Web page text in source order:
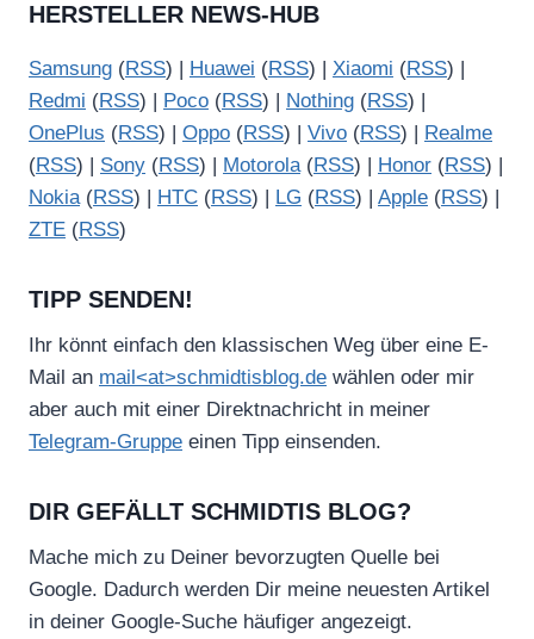
HERSTELLER NEWS-HUB
Samsung (RSS) | Huawei (RSS) | Xiaomi (RSS) |
Redmi (RSS) | Poco (RSS) | Nothing (RSS) |
OnePlus (RSS) | Oppo (RSS) | Vivo (RSS) |
Realme
(RSS) | Sony (RSS) | Motorola(RSS) | Honor (RSS) |
Nokia(RSS) | HTC (RSS) | LG (RSS) | Apple (RSS) |
ZTE (RSS)
TIPP SENDEN!
Ihr könnt einfach den klassischen Weg über eine E-
Mail an mail<at>schmidtisblog.de wählen oder mir
aber auch mit einer Direktnachricht in meiner
Telegram-Gruppe einen Tipp einsenden.
DIR GEFÄLLT SCHMIDTIS BLOG?
Mache mich zu Deiner bevorzugten Quelle bei
Google. Dadurch werden Dir meine neuesten Artikel
in deiner Google-Suche häufiger angezeigt.